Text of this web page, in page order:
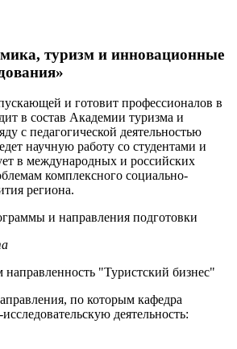
туризм и инновационные
и готовит профессионалов в
в состав Академии туризма и
с педагогической деятельностью
научную работу со студентами и
в международных и российских
комплексного социально-
региона.
и направления подготовки
направленность "Туристский бизнес"
по которым кафедра
деятельность: